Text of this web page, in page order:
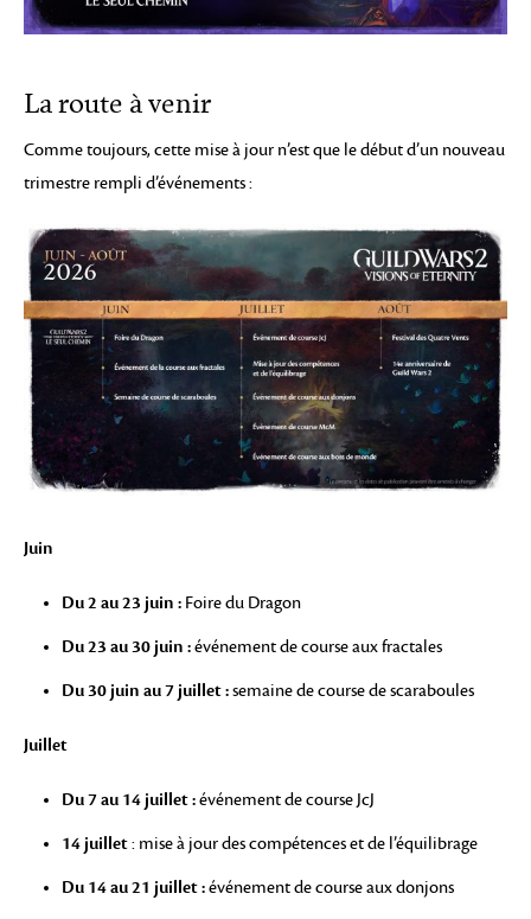
La route à venir
Comme toujours, cette mise à jour n’est que le début d’un nouveau
trimestre rempli d’événements :
Juin
Du 2 au 23 juin : Foire du Dragon
Du 23 au 30 juin :événement de course aux fractales
Du 30 juin au 7 juillet :semaine de course de scaraboules
Juillet
Du 7 au 14 juillet :événement de course JcJ
14 juillet: mise à jour des compétences et de l’équilibrage
Du 14 au 21 juillet :événement de course aux donjons